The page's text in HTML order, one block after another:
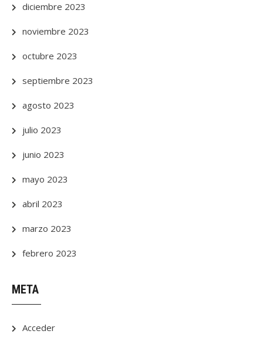
diciembre 2023
noviembre 2023
octubre 2023
septiembre 2023
agosto 2023
julio 2023
junio 2023
mayo 2023
abril 2023
marzo 2023
febrero 2023
META
Acceder